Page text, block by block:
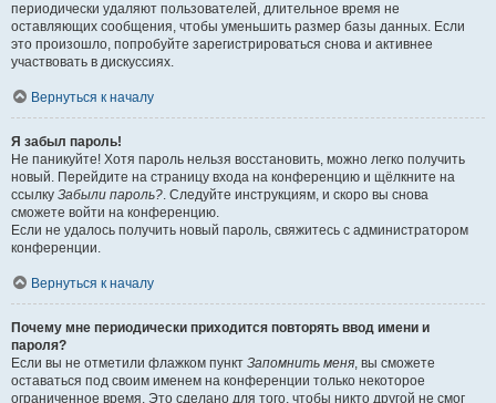
периодически удаляют пользователей, длительное время не
оставляющих сообщения, чтобы уменьшить размер базы данных. Если
это произошло, попробуйте зарегистрироваться снова и активнее
участвовать в дискуссиях.
Вернуться к началу
Я забыл пароль!
Не паникуйте! Хотя пароль нельзя восстановить, можно легко получить
новый. Перейдите на страницу входа на конференцию и щёлкните на
ссылку Забыли пароль?. Следуйте инструкциям, и скоро вы снова
сможете войти на конференцию.
Если не удалось получить новый пароль, свяжитесь с администратором
конференции.
Вернуться к началу
Почему мне периодически приходится повторять ввод имени и
пароля?
Если вы не отметили флажком пункт Запомнить меня, вы сможете
оставаться под своим именем на конференции только некоторое
ограниченное время. Это сделано для того, чтобы никто другой не смог